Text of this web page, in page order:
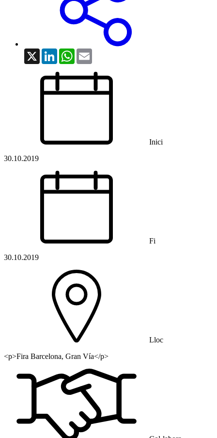
X LinkedInWhatsApp
Inici
30.10.2019
Fi
30.10.2019
Lloc
<p>Fira Barcelona, Gran Vía</p>